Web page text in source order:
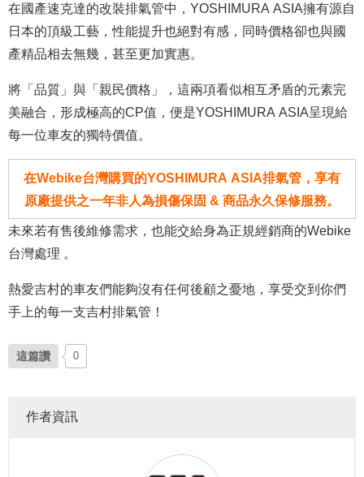
在國產速克達的改裝排氣管中，YOSHIMURA ASIA擁有源自
日本的頂級工藝，性能提升也絕對有感，同時價格卻也與國
產精品相去無幾，甚至更加實惠。
將「品質」與「親民價格」，這兩項看似相互矛盾的元素完
美融合，形成極高的CP值，便是YOSHIMURA ASIA呈現給
每一位車友的獨特價值。
在Webike台灣購買的YOSHIMURA ASIA排氣管，享有
原廠提供之一年非人為損傷保固 & 商品永久保修服務。
未來若有售後維修需求，也能交給身為正規經銷商的Webike
台灣處理 。
熱愛吉村的車友們能夠沒有任何後顧之憂地，享受交到你們
手上的每一支吉村排氣管！
這篇讚 0
作者資訊